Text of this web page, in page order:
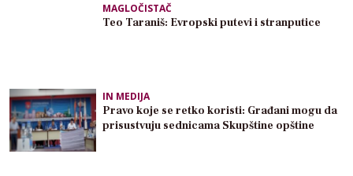
MAGLOČISTAČ
Teo Taraniš: Evropski putevi i stranputice
IN MEDIJA
Pravo koje se retko koristi: Građani mogu da
prisustvuju sednicama Skupštine opštine